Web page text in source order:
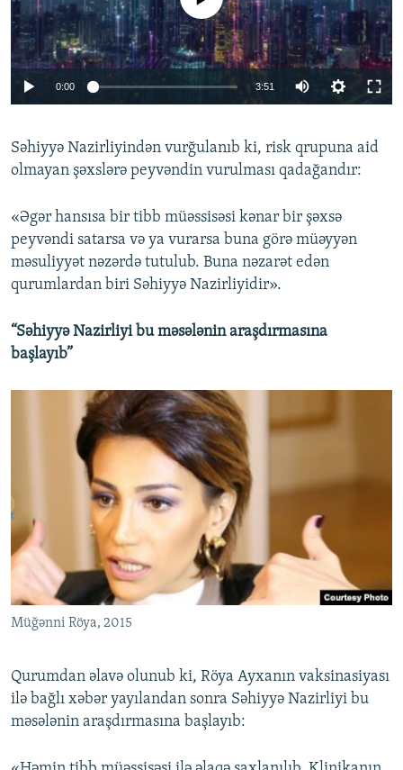
Auto 240p 360p 480p
720p 1080p
0:00 3:51
360p
480p
1080p
Səhiyyə Nazirliyindən vurğulanıb ki, risk qrupuna aid
olmayan şəxslərə peyvəndin vurulması qadağandır:
«Əgər hansısa bir tibb müəssisəsi kənar bir şəxsə
peyvəndi satarsa və ya vurarsa buna görə müəyyən
məsuliyyət nəzərdə tutulub. Buna nəzarət edən
qurumlardan biri Səhiyyə Nazirliyidir».
“Səhiyyə Nazirliyi bu məsələnin araşdırmasına
başlayıb”
Müğənni Röya, 2015
Qurumdan əlavə olunub ki, Röya Ayxanın vaksinasiyası
ilə bağlı xəbər yayılandan sonra Səhiyyə Nazirliyi bu
məsələnin araşdırmasına başlayıb: